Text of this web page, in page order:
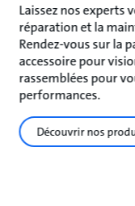
Laissez nos experts
réparation et la
Rendez-vous sur la
accessoire pour
rassemblées pour
performances.
Découvrir nos